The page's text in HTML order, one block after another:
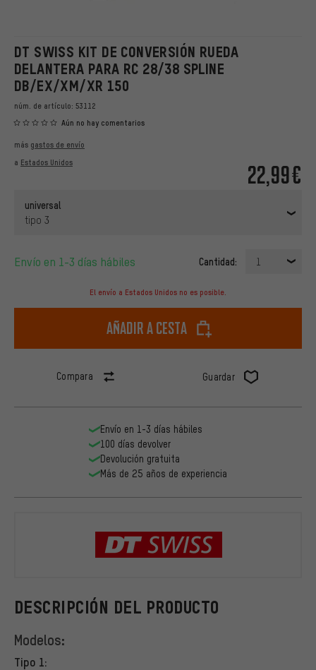
DT SWISS KIT DE CONVERSIÓN RUEDA
DELANTERA PARA RC 28/38 SPLINE
DB/EX/XM/XR 150
núm. de artículo: 53112
Aún no hay comentarios
22,99€
más gastos de envío
a Estados Unidos
universal
tipo 3
Envío en 1-3 días hábiles Cantidad: 1
El envío a Estados Unidos no es posible.
Añadir a cesta
Compara Guardar
DESCRIPCIÓN DEL PRODUCTO
Modelos:
Tipo 1:
Envío en 1-3 días hábiles
100 días devolver
Devolución gratuita
Más de 25 años de experiencia
DT Swiss